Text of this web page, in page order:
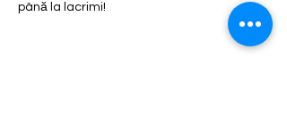
până la lacrimi!